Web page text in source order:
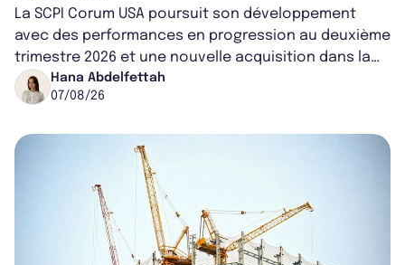
La SCPI Corum USA poursuit son développement
avec des performances en progression au deuxième
trimestre 2026 et une nouvelle acquisition dans la
région de Chicago. Entre hausse de...
Hana Abdelfettah
07/08/26